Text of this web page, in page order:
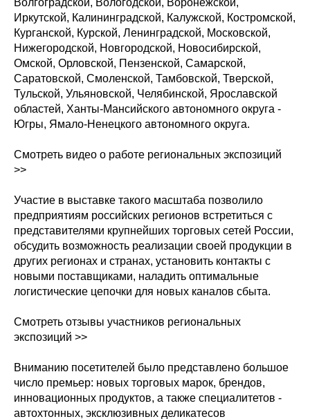
Волгоградской, Вологодской, Воронежской,
Иркутской, Калининградской, Калужской, Костромской,
Курганской, Курской, Ленинградской, Московской,
Нижегородской, Новгородской, Новосибирской,
Омской, Орловской, Пензенской, Самарской,
Саратовской, Смоленской, Тамбовской, Тверской,
Тульской, Ульяновской, Челябинской, Ярославской
областей, Ханты-Мансийского автономного округа -
Югры, Ямало-Ненецкого автономного округа.
Смотреть видео о работе региональных экспозиций
>>
Участие в выставке такого масштаба позволило
предприятиям российских регионов встретиться с
представителями крупнейших торговых сетей России,
обсудить возможность реализации своей продукции в
других регионах и странах, установить контакты с
новыми поставщиками, наладить оптимальные
логистические цепочки для новых каналов сбыта.
Смотреть отзывы участников региональных
экспозиций >>
Вниманию посетителей было представлено большое
число премьер: новых торговых марок, брендов,
инновационных продуктов, а также специалитетов -
автохтонных, эксклюзивных деликатесов